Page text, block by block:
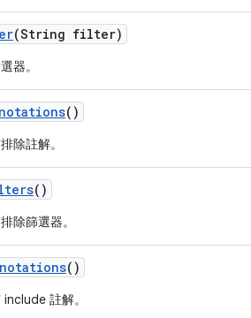
(String filter)
器。
()
除註解。
()
除篩選器。
()
註解。